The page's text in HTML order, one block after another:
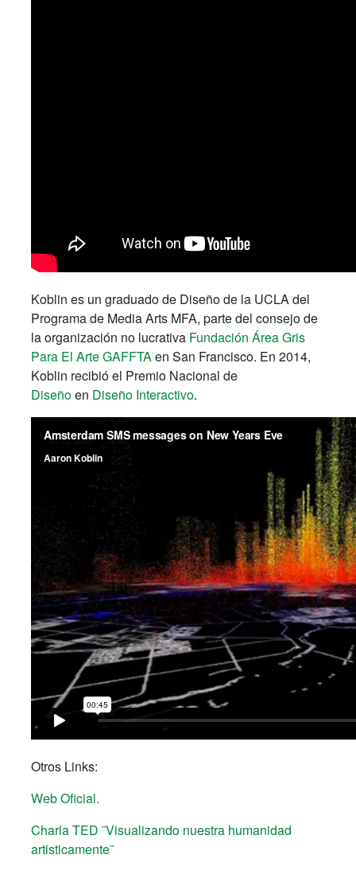
Koblin es un graduado de Diseño de la UCLA del
Programa de Media Arts MFA, parte del consejo de
la organización no lucrativa Fundación Área Gris
Para El Arte GAFFTAen San Francisco. En 2014,
Koblin recibió el Premio Nacional de
Diseñoen Diseño Interactivo.
Otros Links:
Web Oficial.
Charla TED ¨Visualizando nuestra humanidad
artisticamente¨